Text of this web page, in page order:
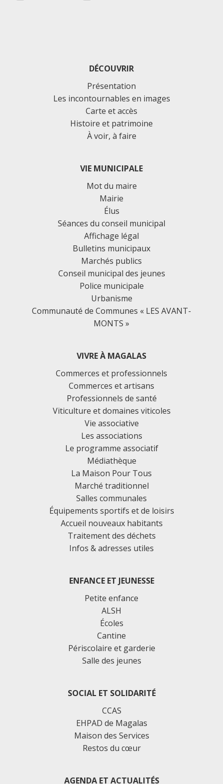
DÉCOUVRIR
Présentation
Les incontournables en images
Carte et accès
Histoire et patrimoine
À voir, à faire
VIE MUNICIPALE
Mot du maire
Mairie
Élus
Séances du conseil municipal
Affichage légal
Bulletins municipaux
Marchés publics
Conseil municipal des jeunes
Police municipale
Urbanisme
Communauté de Communes « LES AVANT-
MONTS »
VIVRE À MAGALAS
Commerces et professionnels
Commerces et artisans
Professionnels de santé
Viticulture et domaines viticoles
Vie associative
Les associations
Le programme associatif
Médiathèque
La Maison Pour Tous
Marché traditionnel
Salles communales
Équipements sportifs et de loisirs
Accueil nouveaux habitants
Traitement des déchets
Infos & adresses utiles
ENFANCE ET JEUNESSE
Petite enfance
ALSH
Écoles
Cantine
Périscolaire et garderie
Salle des jeunes
SOCIAL ET SOLIDARITÉ
CCAS
EHPAD de Magalas
Maison des Services
Restos du cœur
AGENDA ET ACTUALITÉS